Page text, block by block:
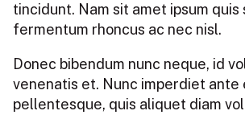
tincidunt. Nam sit amet ipsum quis
fermentum rhoncus ac nec nisl.
Donec bibendum nunc neque, id
venenatis et. Nunc imperdiet ante
pellentesque, quis aliquet diam